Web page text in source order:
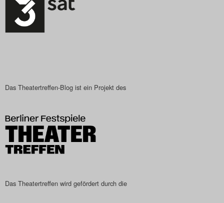
Das Theatertreffen-Blog
2022
Das Theatertreffen-Blog
2023
Das Theatertreffen-Blog
2024
Das Theatertreffen-Blog ist ein Projekt des
Das Theatertreffen wird gefördert durch die